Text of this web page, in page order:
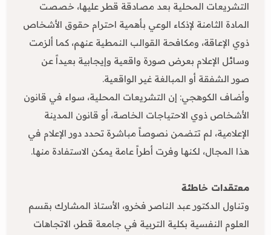
التشريعات المحلية بعد مصادقة قطر عليها، خصصت
المادة الثامنة لإذكاء الوعي بأهمية احترام حقوق الأشخاص
ذوي الإعاقة، ومكافحة القوالب النمطية عنهم، كما ألزمت
وسائل الإعلام بعرض صورة واقعية وإيجابية بعيداً عن
صور الشفقة أو المبالغة غير الواقعية.
وأضاف الكوهجي: إن التشريعات المحلية، سواء في قانون
الأشخاص ذوي الاحتياجات الخاصة، أو قانون المدينة
الإعلامية، لم تتضمن نصوصاً مباشرة تحدد دور الإعلام في
هذا المجال، لكنها وفرت أطراً عامة يمكن الاستفادة منها.
معتقدات خاطئة
وتناول الدكتور عبد الناصر فخرو، الأستاذ المشارك بقسم
العلوم النفسية بكلية التربية في جامعة قطر، الاتجاهات